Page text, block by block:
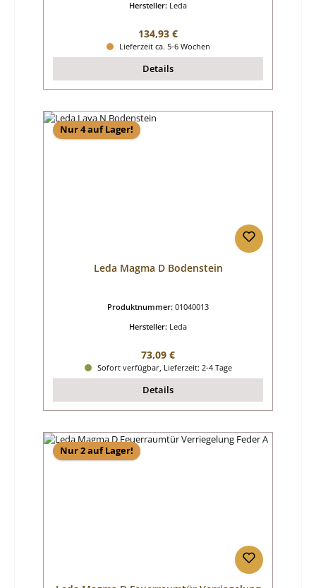
Hersteller: Leda
Regulärer Preis:
134,93 €
Lieferzeit ca. 5-6 Wochen
Details
Nur 4 auf Lager!
Leda Magma D Bodenstein
Produktnummer: 01040013
Hersteller: Leda
Regulärer Preis:
73,09 €
Sofort verfügbar, Lieferzeit: 2-4 Tage
Details
Nur 2 auf Lager!